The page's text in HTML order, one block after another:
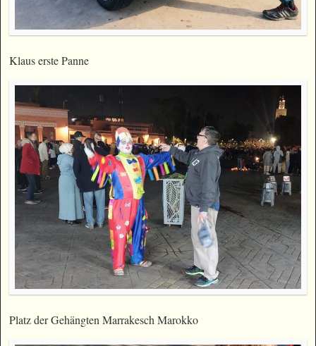
Klaus erste Panne
Platz der Gehängten Marrakesch Marokko